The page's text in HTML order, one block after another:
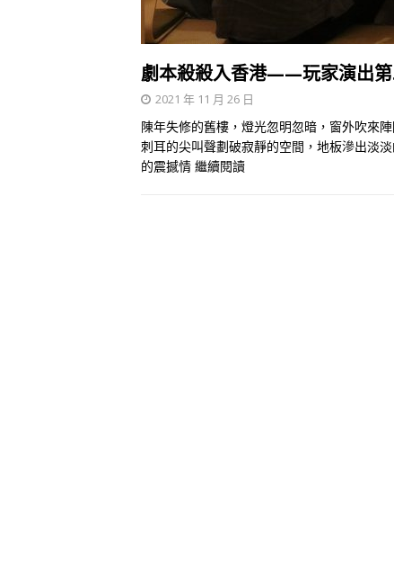
劇本殺殺入香港——玩家演出
2021 年 11 月 26 日
陳年失修的舊樓，燈光忽明忽暗，窗外吹來
刺耳的尖叫聲劃破寂靜的空間，地板滲出淡
的震撼情 繼續閱讀